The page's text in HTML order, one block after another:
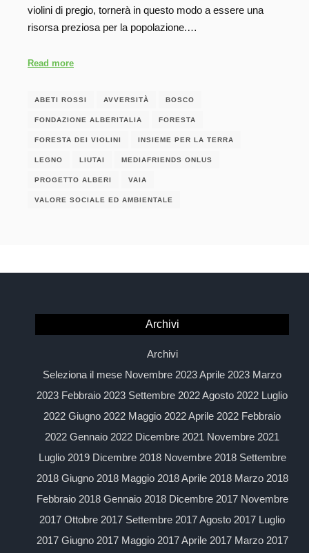
violini di pregio, tornerà in questo modo a essere una
risorsa preziosa per la popolazione.…
Read more
ABETI ROSSI AVVERSITÀ BOSCO
FONDAZIONE ALBERITALIA FORESTA
FORESTA DEI VIOLINI INSIEME PER LA TERRA
LEGNO LIUTAI MEDIAFRIENDS ONLUS
PROGETTO ALBERI VAIA
VALORE SOCIALE ED AMBIENTALE
Archivi
Archivi
Seleziona il mese Novembre 2023 Aprile 2023 Marzo
2023 Febbraio 2023 Settembre 2022 Agosto 2022 Luglio
2022 Giugno 2022 Maggio 2022 Aprile 2022 Febbraio
2022 Gennaio 2022 Dicembre 2021 Novembre 2021
Luglio 2019 Dicembre 2018 Novembre 2018 Settembre
2018 Giugno 2018 Maggio 2018 Aprile 2018 Marzo 2018
Febbraio 2018 Gennaio 2018 Dicembre 2017 Novembre
2017 Ottobre 2017 Settembre 2017 Agosto 2017 Luglio
2017 Giugno 2017 Maggio 2017 Aprile 2017 Marzo 2017